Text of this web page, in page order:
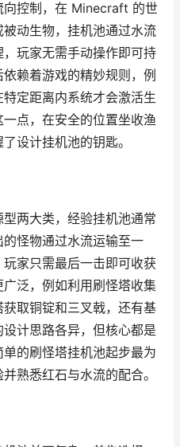
向控制，在 Minecraft 的世
动生物，挂机池通过水流
玩家无需手动操作即可持
赖着游戏的精妙规则，例
定距离内系统才会激活生
点，在安全的位置坐收渔
设计挂机池的钥匙。
两大类，经验挂机池通常
怪物通过水流运输至一
家只需最后一击即可收获
泛，例如利用刷怪塔收集
取铜锭和三叉戟，还有基
计思路各异，但核心都是
的刷怪塔挂机池起步最为
熟悉红石与水流的配合。